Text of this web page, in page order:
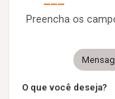
Preencha os
O que você deseja?